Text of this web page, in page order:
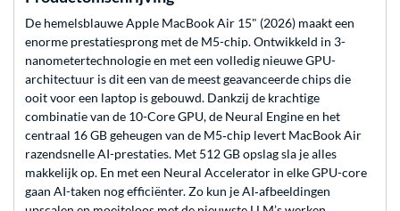
De hemelsblauwe Apple MacBook Air 15" (2026) maakt een
enorme prestatiesprong met de M5-chip. Ontwikkeld in 3-
nanometertechnologie en met een volledig nieuwe GPU-
architectuur is dit een van de meest geavanceerde chips die
ooit voor een laptop is gebouwd. Dankzij de krachtige
combinatie van de 10-Core GPU, de Neural Engine en het
centraal 16 GB geheugen van de M5‑chip levert MacBook Air
razendsnelle AI-prestaties. Met 512 GB opslag sla je alles
makkelijk op. En met een Neural Accelerator in elke GPU-core
gaan AI-taken nog efficiënter. Zo kun je AI‑afbeeldingen